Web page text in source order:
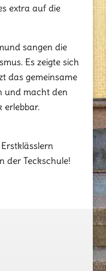
extra auf die
sangen die
Es zeigte sich
das gemeinsame
und macht den
erlebbar.
der Teckschule!